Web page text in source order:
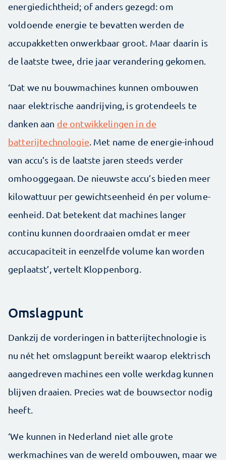
energiedichtheid; of anders gezegd: om
voldoende energie te bevatten werden de
accupakketten onwerkbaar groot. Maar daarin is
de laatste twee, drie jaar verandering gekomen.
‘Dat we nu bouwmachines kunnen ombouwen
naar elektrische aandrijving, is grotendeels te
danken aan de ontwikkelingen in de
batterijtechnologie . Met name de energie-inhoud
van accu’s is de laatste jaren steeds verder
omhooggegaan. De nieuwste accu’s bieden meer
kilowattuur per gewichtseenheid én per volume-
eenheid. Dat betekent dat machines langer
continu kunnen doordraaien omdat er meer
accucapaciteit in eenzelfde volume kan worden
geplaatst’, vertelt Kloppenborg.
Omslagpunt
Dankzij de vorderingen in batterijtechnologie is
nu nét het omslagpunt bereikt waarop elektrisch
aangedreven machines een volle werkdag kunnen
blijven draaien. Precies wat de bouwsector nodig
heeft.
‘We kunnen in Nederland niet alle grote
werkmachines van de wereld ombouwen, maar we